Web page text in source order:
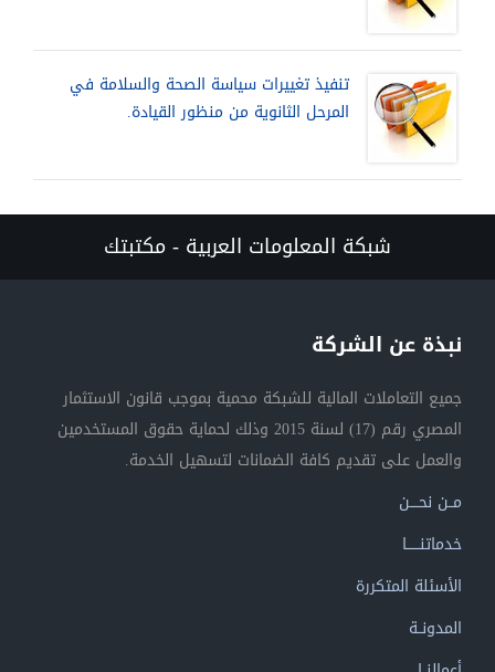
تنفيذ تغييرات سياسة الصحة والسلامة في
المرحل الثانوية من منظور القيادة.
شبكة المعلومات العربية - مكتبتك
نبذة عن الشركة
جميع التعاملات المالية للشبكة محمية بموجب قانون الاستثمار
المصري رقم (17) لسنة 2015 وذلك لحماية حقوق المستخدمين
والعمل على تقديم كافة الضمانات لتسهيل الخدمة.
مــن نحــــن
خدماتنــــــا
الأسئلة المتكررة
المدونــة